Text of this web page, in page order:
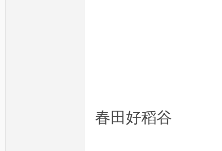
春田好稻谷